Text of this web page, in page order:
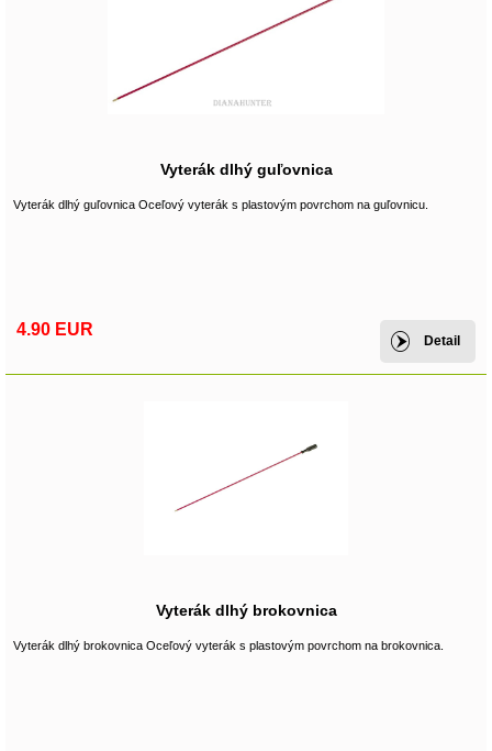
Vyterák dlhý guľovnica
Vyterák dlhý guľovnica Oceľový vyterák s plastovým povrchom na guľovnicu.
4.90 EUR
Detail
Vyterák dlhý brokovnica
Vyterák dlhý brokovnica Oceľový vyterák s plastovým povrchom na brokovnica.